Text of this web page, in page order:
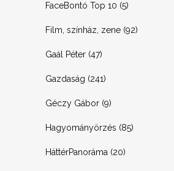
FaceBontó Top 10 (5)
Film, színház, zene (92)
Gaál Péter (47)
Gazdaság (241)
Géczy Gábor (9)
Hagyományörzés (85)
HáttérPanoráma (20)